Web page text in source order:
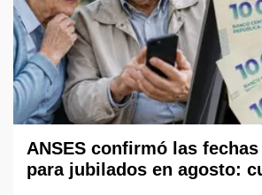
ANSES confirmó las
para jubilados en agosto: